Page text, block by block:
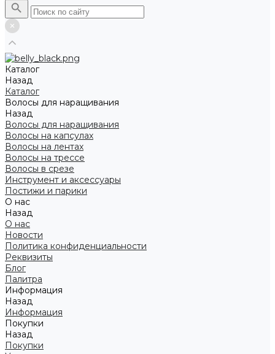
Каталог
Назад
Каталог
Волосы для наращивания
Назад
Волосы для наращивания
Волосы на капсулах
Волосы на лентах
Волосы на трессе
Волосы в срезе
Инструмент и аксессуары
Постижи и парики
О нас
Назад
О нас
Новости
Политика конфиденциальности
Реквизиты
Блог
Палитра
Информация
Назад
Информация
Покупки
Назад
Покупки